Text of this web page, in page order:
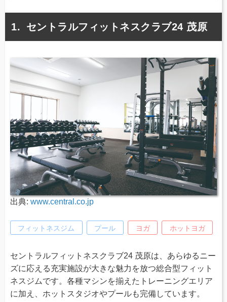
セントラルフィットネスクラブ24 茂原
出典: www.central.co.jp
フィットネスジム プール ヨガ ホットヨガ
セントラルフィットネスクラブ24 茂原は、あらゆるニー
ズに応える充実施設が大きな魅力を放つ総合型フィット
ネスジムです。各種マシンを揃えたトレーニングエリア
に加え、ホットスタジオやプールも完備しています。